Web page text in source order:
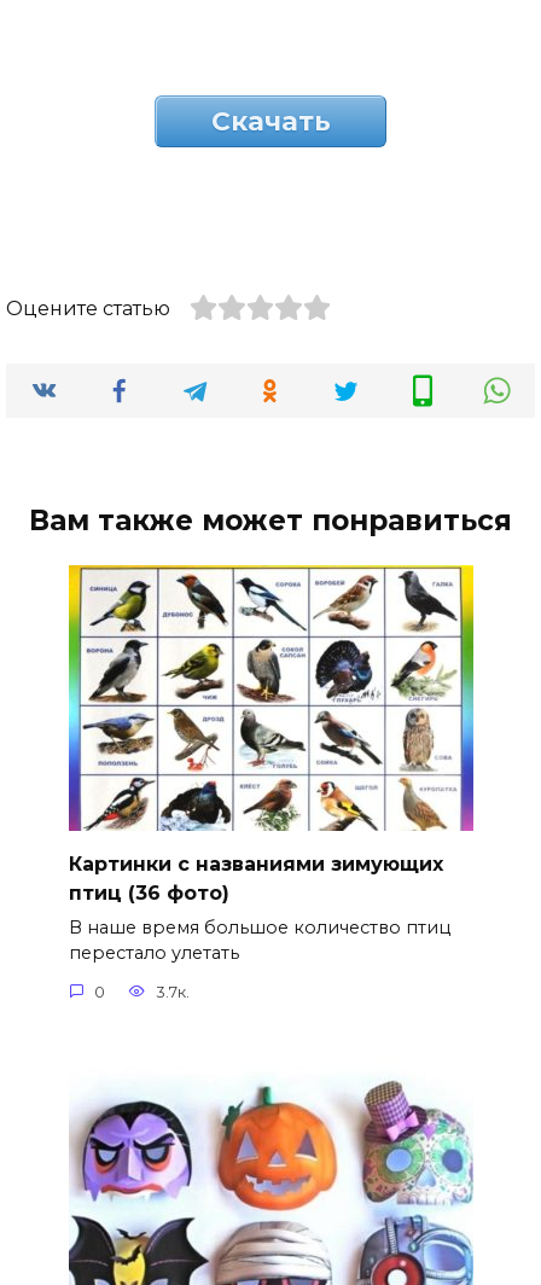
Скачать
Оцените статью
Вам также может понравиться
Картинки с названиями зимующих
птиц (36 фото)
В наше время большое количество птиц
перестало улетать
0 3.7к.